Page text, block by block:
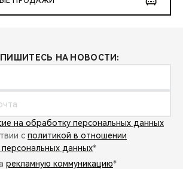
НА НОВОСТИ:
на обработку персональных данных
с политикой в отношении
данных*
рекламную коммуникацию*